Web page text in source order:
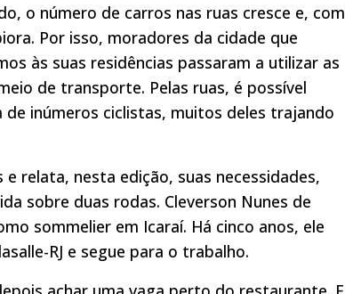
o número de carros nas ruas cresce e, com
Por isso, moradores da cidade que
às suas residências passaram a utilizar as
de transporte. Pelas ruas, é possível
de inúmeros ciclistas, muitos deles trajando
relata, nesta edição, suas necessidades,
sobre duas rodas. Cleverson Nunes de
sommelier em Icaraí. Há cinco anos, ele
RJ e segue para o trabalho.